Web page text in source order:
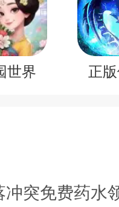
世界 正
突免费药水